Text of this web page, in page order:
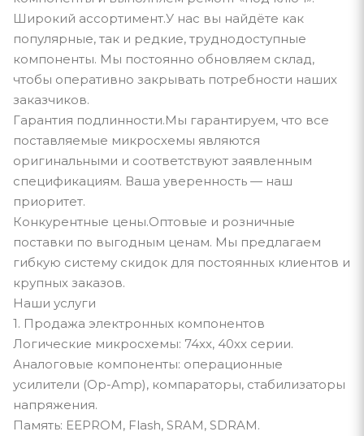
Широкий ассортимент.У нас вы найдёте как
популярные, так и редкие, труднодоступные
компоненты. Мы постоянно обновляем склад,
чтобы оперативно закрывать потребности наших
заказчиков.
Гарантия подлинности.Мы гарантируем, что все
поставляемые микросхемы являются
оригинальными и соответствуют заявленным
спецификациям. Ваша уверенность — наш
приоритет.
Конкурентные цены.Оптовые и розничные
поставки по выгодным ценам. Мы предлагаем
гибкую систему скидок для постоянных клиентов и
крупных заказов.
Наши услуги
1. Продажа электронных компонентов
Логические микросхемы: 74xx, 40xx серии.
Аналоговые компоненты: операционные
усилители (Op-Amp), компараторы, стабилизаторы
напряжения.
Память: EEPROM, Flash, SRAM, SDRAM.